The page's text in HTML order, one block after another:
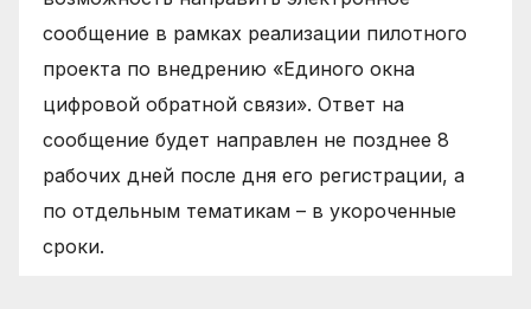
сообщение в рамках реализации пилотного
проекта по внедрению «Единого окна
цифровой обратной связи». Ответ на
сообщение будет направлен не позднее 8
рабочих дней после дня его регистрации, а
по отдельным тематикам – в укороченные
сроки.